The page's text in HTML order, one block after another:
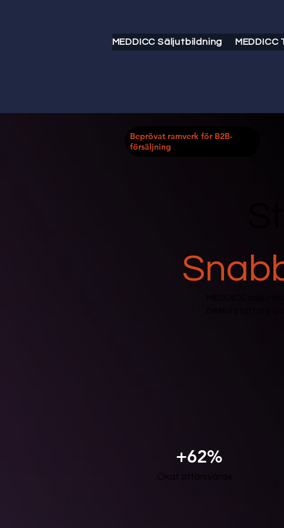
MEDDICC Säljutbildning MEDDICC
Beprövat ramverk för B2B-
+62%
Ökat affärsvärde